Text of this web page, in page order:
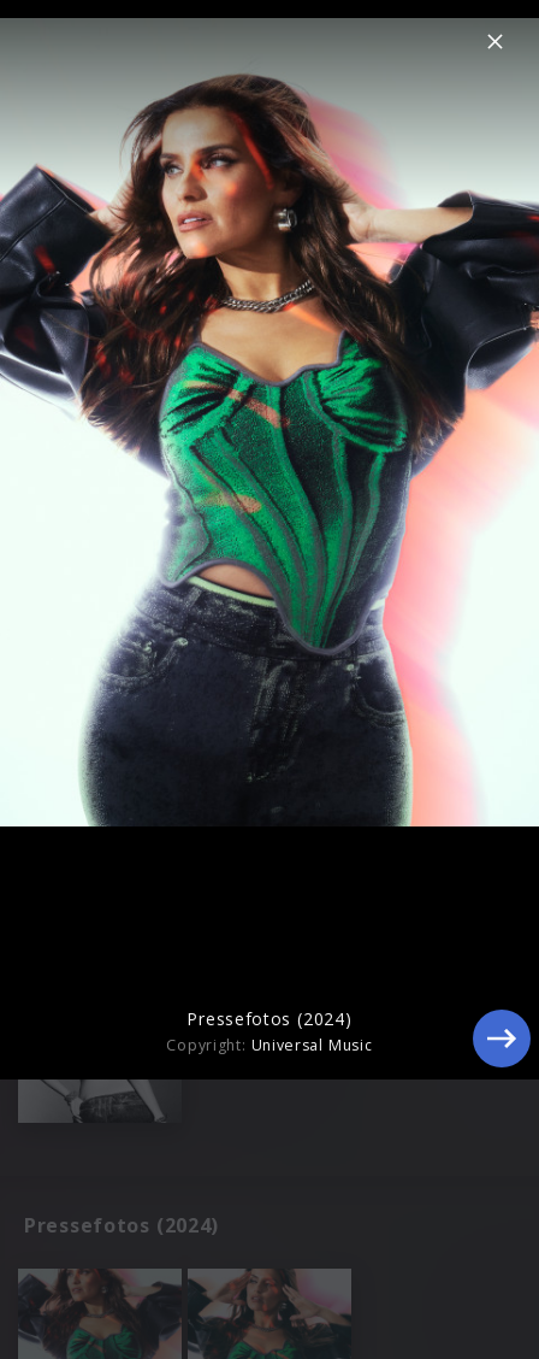
Menu
Nelly Furtado
Home News Musik Videos Fotos Biografie
Pressefotos "7" (2024)
Pressefotos (2024)
Pressefotos (2024)
Copyright: Universal Music